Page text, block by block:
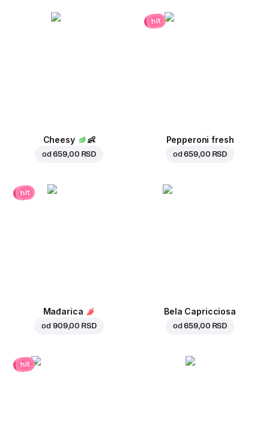
Cheesy 👶
od659,00 RSD
hit
Pepperoni fresh
od659,00 RSD
hit
Mađarica
od 909,00 RSD
Bela Capricciosa
od659,00 RSD
hit